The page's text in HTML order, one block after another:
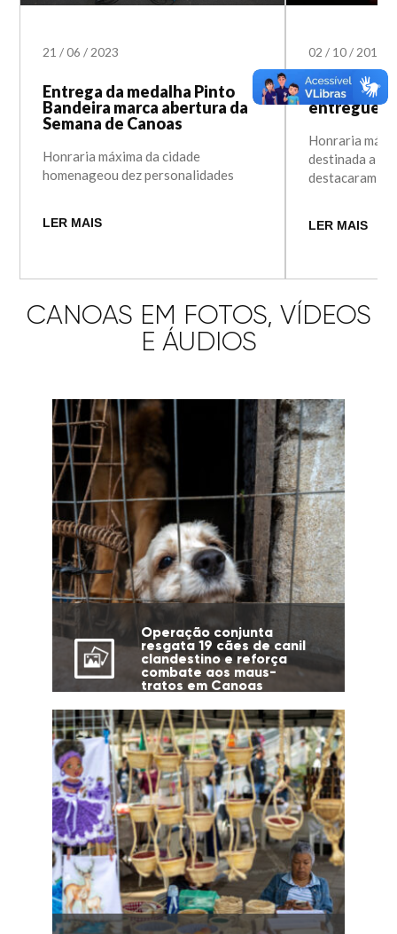
21/06/ 2023
Entrega da medalha Pinto
Bandeira marca abertura da
Semana de Canoas
Honraria máxima da cidade
homenageou dez personalidades
LER MAIS
02/ 10/ 2019
Medalha
entregue a
Honraria
destinada a
destacaram
LER MAIS
CANOAS EM FOTOS, VÍDEOS
E ÁUDIOS
Operação conjunta
resgata 19 cães de canil
clandestino e reforça
combate aos maus-
tratos em Canoas